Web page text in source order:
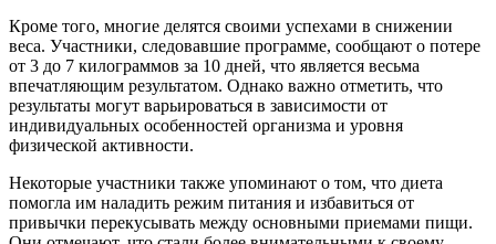
Кроме того, многие делятся своими успехами в снижении
веса. Участники, следовавшие программе, сообщают о потере
от 3 до 7 килограммов за 10 дней, что является весьма
впечатляющим результатом. Однако важно отметить, что
результаты могут варьироваться в зависимости от
индивидуальных особенностей организма и уровня
физической активности.
Некоторые участники также упоминают о том, что диета
помогла им наладить режим питания и избавиться от
привычки перекусывать между основными приемами пищи.